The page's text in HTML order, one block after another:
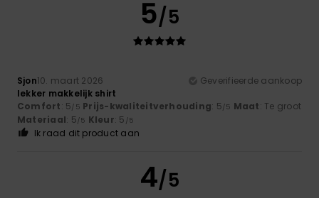
5/5
Sjon10. maart 2026
Geverifieerde aankoop
lekker makkelijk shirt
Comfort: 5/5 Prijs-kwaliteitverhouding: 5/5 Maat: Te groot
Materiaal: 5/5 Kleur: 5 /5
Ik raad dit product aan
4/5